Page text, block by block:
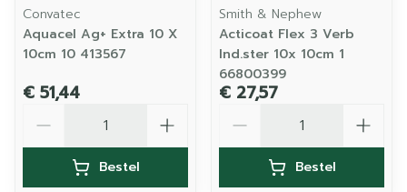
Convatec
Aquacel Ag+ Extra 10 X
10cm 10 413567
€ 51,44
Bestel
Smith & Nephew
Acticoat Flex 3 Verb
Ind.ster 10x 10cm 1
66800399
€ 27,57
Bestel